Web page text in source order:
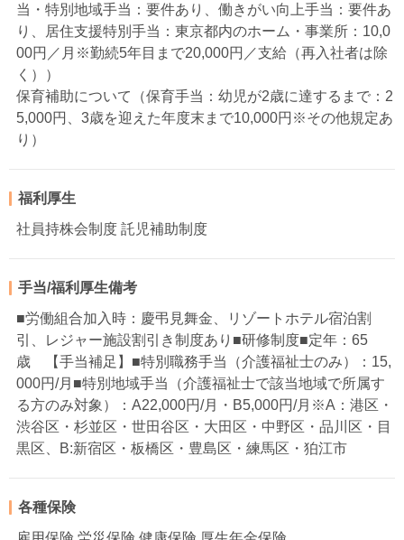
当・特別地域手当：要件あり、働きがい向上手当：要件あ
り、居住支援特別手当：東京都内のホーム・事業所：10,0
00円／月※勤続5年目まで20,000円／支給（再入社者は除
く））
保育補助について（保育手当：幼児が2歳に達するまで：2
5,000円、3歳を迎えた年度末まで10,000円※その他規定あ
り）
福利厚生
社員持株会制度 託児補助制度
手当/福利厚生備考
■労働組合加入時：慶弔見舞金、リゾートホテル宿泊割
引、レジャー施設割引き制度あり■研修制度■定年：65
歳 【手当補足】■特別職務手当（介護福祉士のみ）：15,
000円/月■特別地域手当（介護福祉士で該当地域で所属す
る方のみ対象）：A22,000円/月・B5,000円/月※A：港区・
渋谷区・杉並区・世田谷区・大田区・中野区・品川区・目
黒区、B:新宿区・板橋区・豊島区・練馬区・狛江市
各種保険